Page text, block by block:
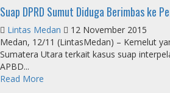
Suap DPRD Sumut Diduga Berimbas ke
Lintas Medan
12 November 2015
Medan, 12/11 (LintasMedan) – Kemelut
Sumatera Utara terkait kasus suap
APBD...
Read More